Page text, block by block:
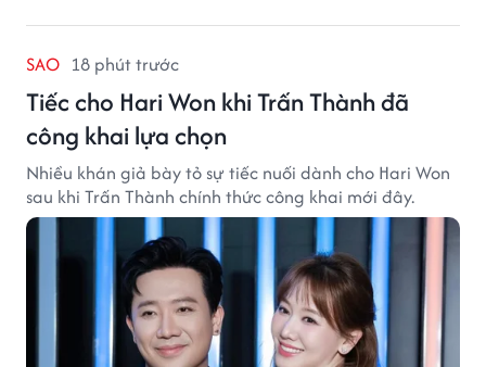
SAO 18 phút trước
Tiếc cho Hari Won khi Trấn Thành đã
công khai lựa chọn
Nhiều khán giả bày tỏ sự tiếc nuối dành cho Hari Won
sau khi Trấn Thành chính thức công khai mới đây.